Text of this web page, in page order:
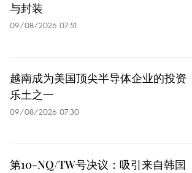
与封装
09/08/2026 07:51
越南成为美国顶尖半导体企业的投资
乐土之一
09/08/2026 07:30
第10-NQ/TW号决议：吸引来自韩国